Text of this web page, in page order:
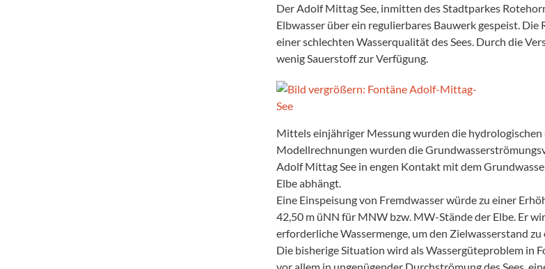
Der Adolf Mittag See, inmitten des Stadtparkes
Elbwasser über ein regulierbares Bauwerk gespeist.
einer schlechten Wasserqualität des Sees. Durch die
wenig Sauerstoff zur Verfügung.
Mittels einjähriger Messung wurden die
Modellrechnungen wurden die
Adolf Mittag See in engen Kontakt mit dem
Elbe abhängt.
Eine Einspeisung von Fremdwasser würde zu einer
42,50 m üNN für MNW bzw. MW-Stände der Elbe. Er
erforderliche Wassermenge, um den Zielwasserstand
Die bisherige Situation wird als Wassergüteproblem in
vor allem in ungenügender Durchströmung des Sees,